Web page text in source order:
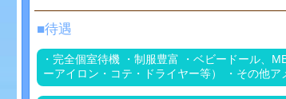
■待遇
・完全個室待機 ・制服豊富 ・ベビードール、
ーアイロン・コテ・ドライヤー等） ・その他ア